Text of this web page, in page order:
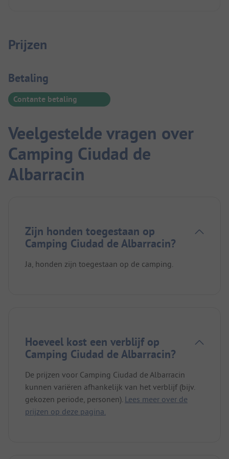
Prijzen
Betaalinformatie
Betaling
Contante betaling
Veelgestelde vragen over
Camping Ciudad de
Albarracin
Zijn honden toegestaan op
Camping Ciudad de Albarracin?
Ja, honden zijn toegestaan op de camping.
Hoeveel kost een verblijf op
Camping Ciudad de Albarracin?
De prijzen voor Camping Ciudad de Albarracin
kunnen variëren afhankelijk van het verblijf (bijv.
gekozen periode, personen). Lees meer over de
prijzen op deze pagina.